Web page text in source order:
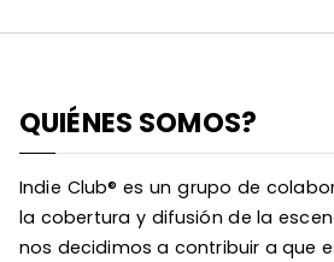
QUIÉNES SOMOS?
Indie Club® es un grupo de
la cobertura y difusión de la
nos decidimos a contribuir a que